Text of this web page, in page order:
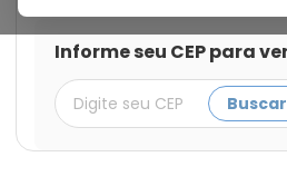
Informe seu CEP para
Buscar